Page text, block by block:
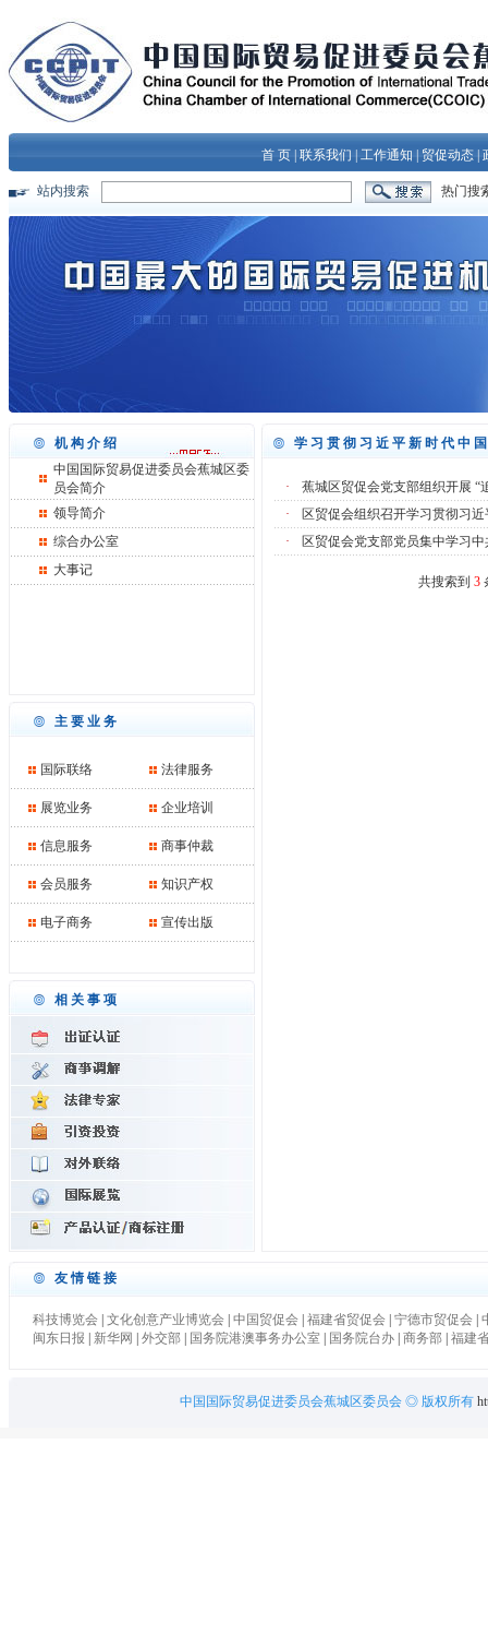
首 页 联系我们 工作通知 贸促动态
站内搜索 热门搜
机构介绍
中国国际贸易促进委员会蕉城区委
员会简介
领导简介
综合办公室
大事记
主要业务
国际联络 法律服务
展览业务 企业培训
信息服务 商事仲裁
会员服务 知识产权
电子商务 宣传出版
相关事项
学习贯彻习近平新时代中
·
蕉城区贸促会党支部组织开展
·
区贸促会组织召开学习贯彻习
·
区贸促会党支部党员集中学习
共搜索到 3
友情链接
科技博览会| 文化创意产业博览会| 中国贸促会| 福建省贸促会| 宁德市贸促会|
闽东日报
新华网 外交部| 国务院港澳事务办公室| 国务院台办| 商务部 福建
中国国际贸易促进委员会蕉城区委员会 ◎ 版权所有